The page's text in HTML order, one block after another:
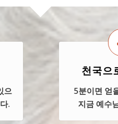
으
.
천국으
5분이면 얻
지금 예수